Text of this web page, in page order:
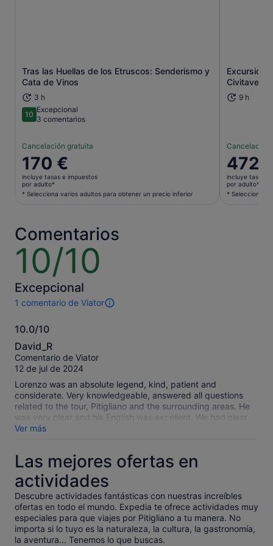
Tras las Huellas de los Etruscos: Senderismo y
Cata de Vinos
3 h
1010 sobre 10
Excepcional
3 comentarios
Cancelación gratuita
El
precio
es
de
adulto*
* Selecciona
varios
adultos
obtener
un
inferior
170 €
incluye tasas e impuestos
por adulto*
* Selecciona varios adultos para obtener un precio inferior
Se abre en una pestaña nueva
Excursión
9 h
Cancelación
El
precio
es
de
472
incluye tasas e
por adulto*
* Selecciona
Comentarios
10/10
10
sobre
10
Excepcional
1 comentario de Viator
1 comentario
esta
actividad.
Más
información
sobre
nuestros
comentarios
contrastados.
10.0/10
10.0
sobre
10
David_R
Comentario de Viator
12 de jul de 2024
Lorenzo was an absolute legend, kind, patient and
considerate. Very knowledgeable, answered all questions
related to the tour, Pitigliano and the surrounding areas. He
was very clear and his English was excellent. We had clear
instructions for pick up and bang on time. The cost of the
his and the group’s company at the end of the tour, we
shared wine, food and stories. There is nothing that could
make this trip or tour better, thank you Lorenzo.
Ver más
Las mejores ofertas en
actividades
Descubre actividades fantásticas con nuestras increíbles
ofertas en todo el mundo. Expedia te ofrece actividades muy
especiales para que viajes por Pitigliano a tu manera. No
importa si lo tuyo es la naturaleza, la cultura, la gastronomía,
la aventura... Tenemos lo que buscas.